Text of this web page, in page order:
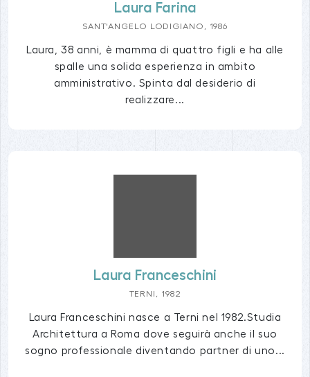
Laura Farina
SANT'ANGELO LODIGIANO, 1986
Laura, 38 anni, è mamma di quattro figli e ha alle
spalle una solida esperienza in ambito
amministrativo. Spinta dal desiderio di
realizzare...
Laura Franceschini
TERNI, 1982
Laura Franceschini nasce a Terni nel 1982.Studia
Architettura a Roma dove seguirà anche il suo
sogno professionale diventando partner di uno...